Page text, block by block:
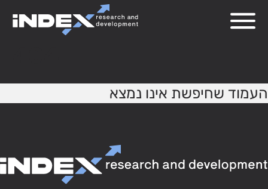
העמוד שחיפשת אינו נמצא